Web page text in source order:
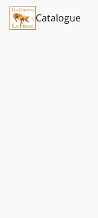
Catalogue